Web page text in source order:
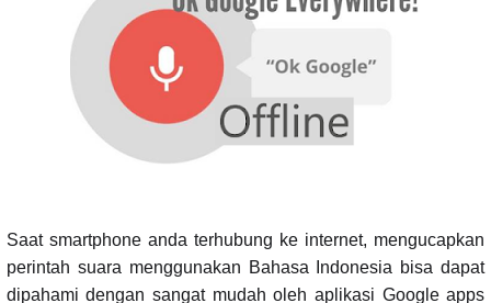
Saat smartphone anda terhubung ke internet, mengucapkan
perintah suara menggunakan Bahasa Indonesia bisa dapat
dipahami dengan sangat mudah oleh aplikasi Google apps